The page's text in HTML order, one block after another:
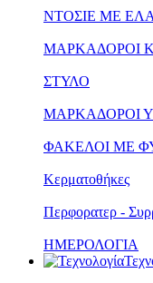
ΝΤΟΣΙΕ ΜΕ
ΜΑΡΚΑΔΟΡΟΙ
ΣΤΥΛΟ
ΜΑΡΚΑΔΟΡΟΙ
ΦΑΚΕΛΟΙ ΜΕ
Κερματοθήκες
Περφορατερ -
ΗΜΕΡΟΛΟΓΙΑ